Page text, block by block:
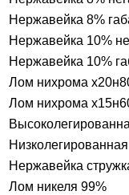
Нержавейка 8%
Нержавейка 10%
Нержавейка 10%
Лом нихрома
Лом нихрома
Нержавейка
Лом никеля 99%